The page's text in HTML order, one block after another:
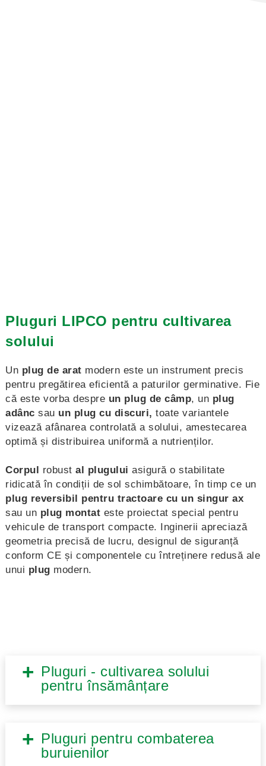
Pluguri LIPCO pentru cultivarea
solului
Un plug de arat modern este un instrument precis
pentru pregătirea eficientă a paturilor germinative. Fie
că este vorba despre un plug de câmp, un plug
adânc sau un plug cu discuri, toate variantele
vizează afânarea controlată a solului, amestecarea
optimă și distribuirea uniformă a nutrienților.
Corpul robust al plugului asigură o stabilitate
ridicată în condiții de sol schimbătoare, în timp ce un
plug reversibil pentru tractoare cu un singur ax
sau un plug montat este proiectat special pentru
vehicule de transport compacte. Inginerii apreciază
geometria precisă de lucru, designul de siguranță
conform CE și componentele cu întreținere redusă ale
unui plug modern.
Pluguri - cultivarea solului
pentru însămânțare
Pluguri pentru combaterea
buruienilor